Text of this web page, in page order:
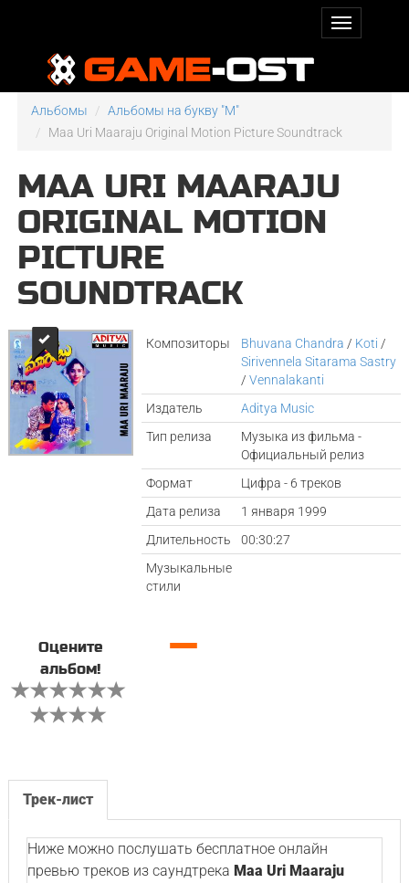
Альбомы
Альбомы на букву "M"
Maa Uri Maaraju Original Motion Picture Soundtrack
MAA URI MAARAJU
ORIGINAL MOTION
PICTURE
SOUNDTRACK
Композиторы Bhuvana Chandra / Koti /
Sirivennela Sitarama Sastry
/Vennalakanti
Издатель
Aditya Music
Тип релиза
Музыка из фильма -
Официальный релиз
Формат
Цифра - 6 треков
Дата релиза
1 января 1999
Длительность
00:30:27
Музыкальные
стили
Оцените
альбом!
—
Трек-лист
Ниже можно послушать бесплатное онлайн
превью треков из саундтрека Maa Uri Maaraju